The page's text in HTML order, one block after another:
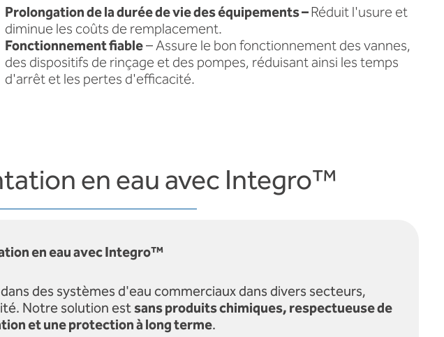
Prolongation de la durée de vie des équipements –Réduit l'usure et
diminue les coûts de remplacement.
Fonctionnement fiable– Assure le bon fonctionnement des vannes,
des dispositifs de rinçage et des pompes, réduisant ainsi les temps
d'arrêt et les pertes d'efficacité.
en eau avec Integro™
en eau avec Integro™
des systèmes d'eau commerciaux dans divers secteurs,
Notre solution estsans produits chimiques, respectueuse de
et une protection à long terme.